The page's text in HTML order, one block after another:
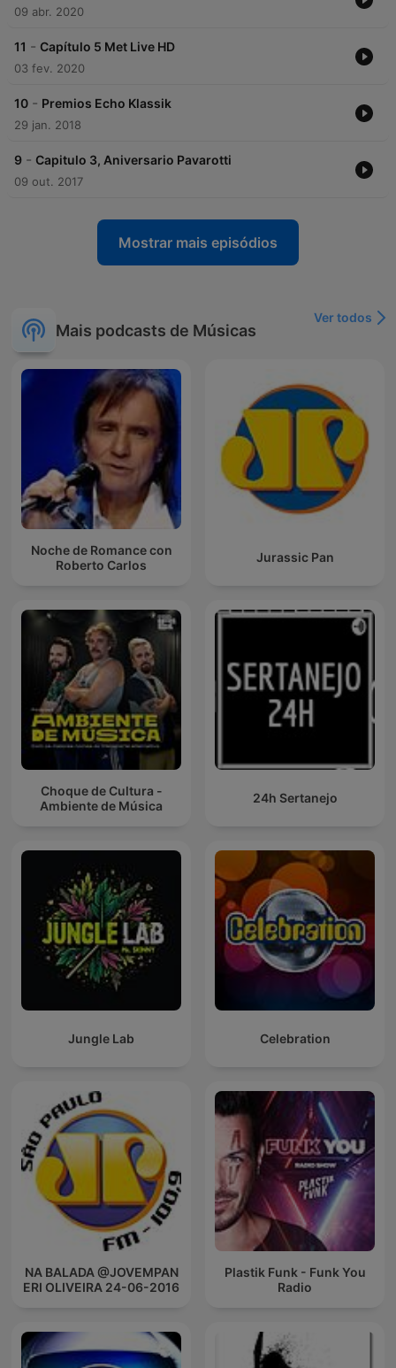
09 abr. 2020
11 - Capítulo 5 Met Live HD
03 fev. 2020
10 - Premios Echo Klassik
29 jan. 2018
9 - Capitulo 3, Aniversario Pavarotti
09 out. 2017
Mostrar mais episódios
Mais podcasts de Músicas
Ver todos
Noche de Romance con
Roberto Carlos
Jurassic Pan
Choque de Cultura -
Ambiente de Música
24h Sertanejo
Jungle Lab Celebration
NA BALADA @JOVEMPAN
ERI OLIVEIRA 24-06-2016
Plastik Funk - Funk You
Radio